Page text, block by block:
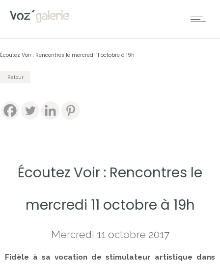
Écoutez Voir : Rencontres le mercredi 11 octobre à 19h
Retour
Écoutez Voir : Rencontres le
mercredi 11 octobre à 19h
Mercredi 11 octobre 2017
Fidèle à sa vocation de stimulateur artistique dans